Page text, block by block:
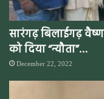
सारंगढ़ बिलाईगढ़
को दिया “न्यौता”…
December 22, 2022